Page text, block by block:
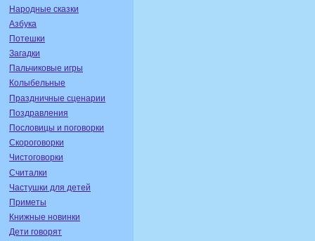
Народные сказки
Азбука
Потешки
Загадки
Пальчиковые игры
Колыбельные
Праздничные сценарии
Поздравления
Пословицы и поговорки
Скороговорки
Чистоговорки
Считалки
Частушки для детей
Приметы
Книжные новинки
Дети говорят